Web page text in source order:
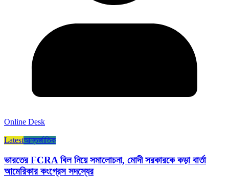
Online Desk
Latestআন্তর্জাতিক
ভারতের FCRA বিল নিয়ে সমালোচনা, মোদী সরকারকে কড়া বার্তা
আমেরিকার কংগ্রেস সদস্যের